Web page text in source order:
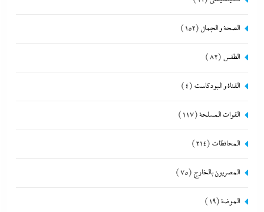
الصحة و الجمال (152)
الطقس (82)
القناة و البودكاست (4)
القوات المسلحة(117)
المحافظات (214)
المصريون بالخارج (75)
الموضة(19)